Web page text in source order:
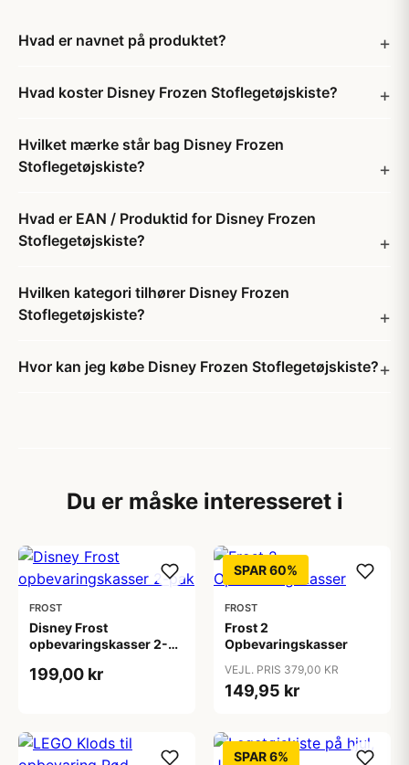
Hvad er navnet på produktet?
Hvad koster Disney Frozen Stoflegetøjskiste?
Hvilket mærke står bag Disney Frozen
Stoflegetøjskiste?
Hvad er EAN / Produktid for Disney Frozen
Stoflegetøjskiste?
Hvilken kategori tilhører Disney Frozen
Stoflegetøjskiste?
Hvor kan jeg købe Disney Frozen Stoflegetøjskiste?
Du er måske interesseret i
FROST
Disney Frost
opbevaringskasser 2-
199,00 kr
SPAR 60%
FROST
Frost 2
Opbevaringskasser
VEJL. PRIS 379,00 KR
149,95 kr
SPAR 6%